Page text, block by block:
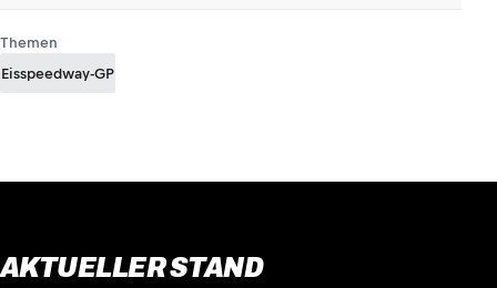
Themen
Eisspeedway-GP
AKTUELLER STAND